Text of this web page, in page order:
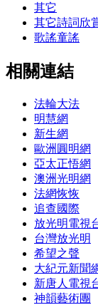
其它
其它詩詞欣
歌謠童謠
相關連結
法輪大法
明慧網
新生網
歐洲圓明網
亞太正悟網
澳洲光明網
法網恢恢
追查國際
放光明電視
台灣放光明
希望之聲
大紀元新聞
新唐人電視
神韻藝術團